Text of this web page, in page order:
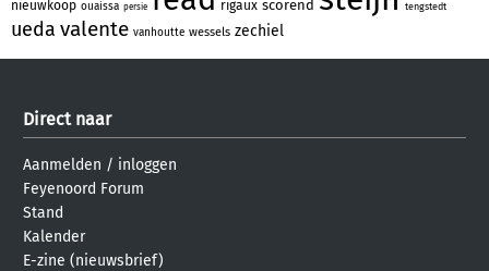
nieuwkoop ouaissa persie rigaux scorend tengstedt
ueda valente vanhoutte wessels zechiel
Direct naar
Aanmelden / inloggen
Feyenoord Forum
Stand
Kalender
E-zine (nieuwsbrief)